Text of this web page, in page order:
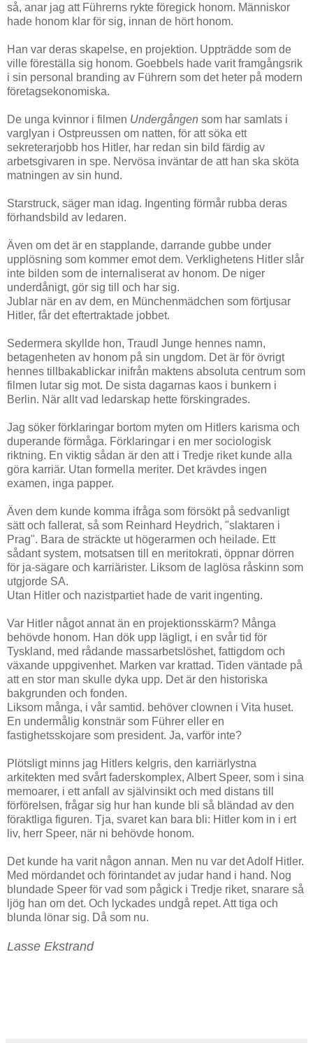
så, anar jag att Führerns rykte föregick honom. Människor
hade honom klar för sig, innan de hört honom.
Han var deras skapelse, en projektion. Uppträdde som de
ville föreställa sig honom. Goebbels hade varit framgångsrik
i sin personal branding av Führern som det heter på modern
företagsekonomiska.
De unga kvinnor i filmen Undergången som har samlats i
varglyan i Ostpreussen om natten, för att söka ett
sekreterarjobb hos Hitler, har redan sin bild färdig av
arbetsgivaren in spe. Nervösa inväntar de att han ska sköta
matningen av sin hund.
Starstruck, säger man idag. Ingenting förmår rubba deras
förhandsbild av ledaren.
Även om det är en stapplande, darrande gubbe under
upplösning som kommer emot dem. Verklighetens Hitler slår
inte bilden som de internaliserat av honom. De niger
underdånigt, gör sig till och har sig.
Jublar när en av dem, en Münchenmädchen som förtjusar
Hitler, får det eftertraktade jobbet.
Sedermera skyllde hon, Traudl Junge hennes namn,
betagenheten av honom på sin ungdom. Det är för övrigt
hennes tillbakablickar inifrån maktens absoluta centrum som
filmen lutar sig mot. De sista dagarnas kaos i bunkern i
Berlin. När allt vad ledarskap hette förskingrades.
Jag söker förklaringar bortom myten om Hitlers karisma och
duperande förmåga. Förklaringar i en mer sociologisk
riktning. En viktig sådan är den att i Tredje riket kunde alla
göra karriär. Utan formella meriter. Det krävdes ingen
examen, inga papper.
Även dem kunde komma ifråga som försökt på sedvanligt
sätt och fallerat, så som Reinhard Heydrich, "slaktaren i
Prag". Bara de sträckte ut högerarmen och heilade. Ett
sådant system, motsatsen till en meritokrati, öppnar dörren
för ja-sägare och karriärister. Liksom de laglösa råskinn som
utgjorde SA.
Utan Hitler och nazistpartiet hade de varit ingenting.
Var Hitler något annat än en projektionsskärm? Många
behövde honom. Han dök upp lägligt, i en svår tid för
Tyskland, med rådande massarbetslöshet, fattigdom och
växande uppgivenhet. Marken var krattad. Tiden väntade på
att en stor man skulle dyka upp. Det är den historiska
bakgrunden och fonden.
Liksom många, i vår samtid. behöver clownen i Vita huset.
En undermålig konstnär som Führer eller en
fastighetsskojare som president. Ja, varför inte?
Plötsligt minns jag Hitlers kelgris, den karriärlystna
arkitekten med svårt faderskomplex, Albert Speer, som i sina
memoarer, i ett anfall av självinsikt och med distans till
förförelsen, frågar sig hur han kunde bli så bländad av den
föraktliga figuren. Tja, svaret kan bara bli: Hitler kom in i ert
liv, herr Speer, när ni behövde honom.
Det kunde ha varit någon annan. Men nu var det Adolf Hitler.
Med mördandet och förintandet av judar hand i hand. Nog
blundade Speer för vad som pågick i Tredje riket, snarare så
ljög han om det. Och lyckades undgå repet. Att tiga och
blunda lönar sig. Då som nu.
Lasse Ekstrand